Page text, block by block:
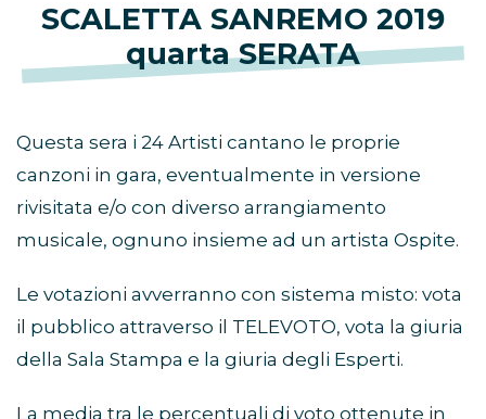
SCALETTA SANREMO 2019
quarta SERATA
Questa sera i 24 Artisti cantano le proprie
canzoni in gara, eventualmente in versione
rivisitata e/o con diverso arrangiamento
musicale, ognuno insieme ad un artista Ospite.
Le votazioni avverranno con sistema misto: vota
il pubblico attraverso il TELEVOTO, vota la giuria
della Sala Stampa e la giuria degli Esperti.
La media tra le percentuali di voto ottenute in